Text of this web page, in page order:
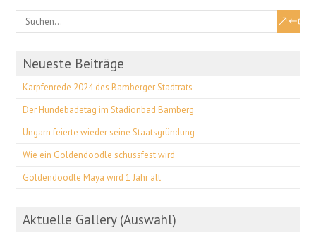
Neueste Beiträge
Karpfenrede 2024 des Bamberger Stadtrats
Der Hundebadetag im Stadionbad Bamberg
Ungarn feierte wieder seine Staatsgründung
Wie ein Goldendoodle schussfest wird
Goldendoodle Maya wird 1 Jahr alt
Aktuelle Gallery (Auswahl)